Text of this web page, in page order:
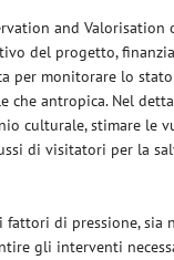
and
del progetto,
per monitorare lo
antropica. Nel
culturale, stimare le
di visitatori per la
di pressione, sia
gli interventi